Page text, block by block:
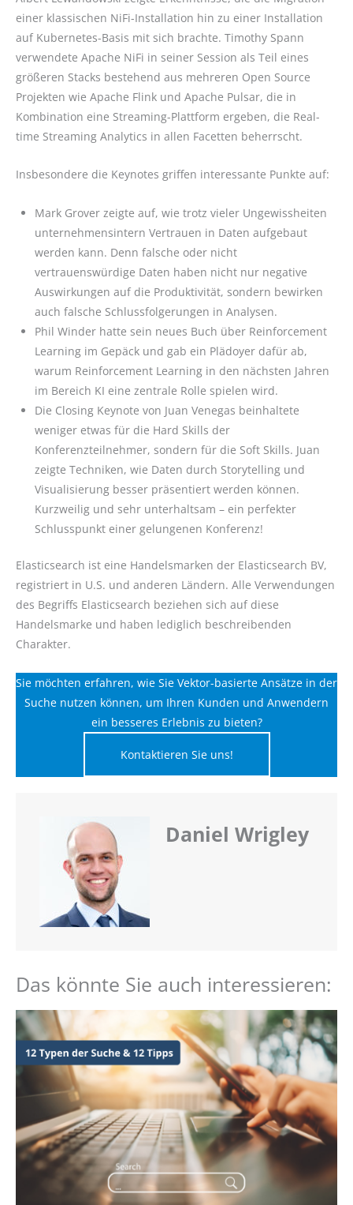
einer klassischen NiFi-Installation hin zu einer Installation
auf Kubernetes-Basis mit sich brachte. Timothy Spann
verwendete Apache NiFi in seiner Session als Teil eines
größeren Stacks bestehend aus mehreren Open Source
Projekten wie Apache Flink und Apache Pulsar, die in
Kombination eine Streaming-Plattform ergeben, die Real-
time Streaming Analytics in allen Facetten beherrscht.
Insbesondere die Keynotes griffen interessante Punkte auf:
Mark Grover zeigte auf, wie trotz vieler Ungewissheiten
unternehmensintern Vertrauen in Daten aufgebaut
werden kann. Denn falsche oder nicht
vertrauenswürdige Daten haben nicht nur negative
Auswirkungen auf die Produktivität, sondern bewirken
auch falsche Schlussfolgerungen in Analysen.
Phil Winder hatte sein neues Buch über Reinforcement
Learning im Gepäck und gab ein Plädoyer dafür ab,
warum Reinforcement Learning in den nächsten Jahren
im Bereich KI eine zentrale Rolle spielen wird.
Die Closing Keynote von Juan Venegas beinhaltete
weniger etwas für die Hard Skills der
Konferenzteilnehmer, sondern für die Soft Skills. Juan
zeigte Techniken, wie Daten durch Storytelling und
Visualisierung besser präsentiert werden können.
Kurzweilig und sehr unterhaltsam – ein perfekter
Schlusspunkt einer gelungenen Konferenz!
Elasticsearch ist eine Handelsmarken der Elasticsearch BV,
registriert in U.S. und anderen Ländern. Alle Verwendungen
des Begriffs Elasticsearch beziehen sich auf diese
Handelsmarke und haben lediglich beschreibenden
Charakter.
Sie möchten erfahren, wie Sie Vektor-basierte Ansätze in der
Suche nutzen können, um Ihren Kunden und Anwendern
ein besseres Erlebnis zu bieten?
Kontaktieren Sie uns!
Daniel Wrigley
Das könnte Sie auch interessieren: